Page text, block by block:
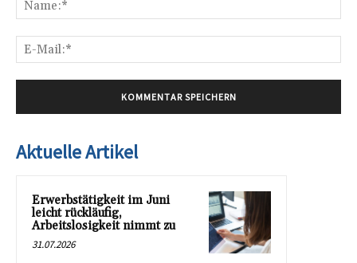
Aktuelle Artikel
Erwerbstätigkeit im Juni
leicht rückläufig,
Arbeitslosigkeit nimmt zu
31.07.2026